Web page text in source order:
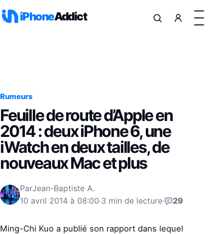
iPhoneAddict
Rumeurs
Feuille de route d’Apple en
2014 : deux iPhone 6, une
iWatch en deux tailles, de
nouveaux Mac et plus
ParJean-Baptiste A.
10 avril 2014 à 08:00·3 min de lecture· 29
Ming-Chi Kuo a publié son rapport dans lequel